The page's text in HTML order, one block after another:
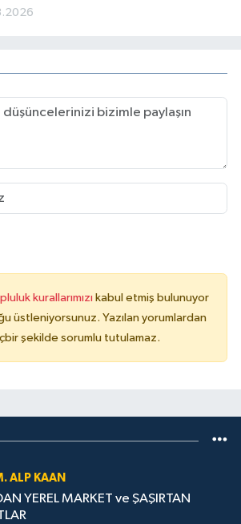
kurallarımızı kabul etmiş bulunuyor
üstleniyorsunuz. Yazılan yorumlardan
şekilde sorumlu tutulamaz.
ALP KAAN
YEREL MARKET ve ŞAŞIRTAN